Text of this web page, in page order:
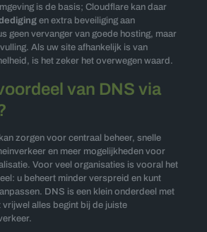
is de basis; Cloudflare kan daar
en extra beveiliging aan
geen vervanger van goede hosting, maar
Als uw site afhankelijk is van
is het zeker het overwegen waard.
van DNS via
zorgen voor centraal beheer, snelle
en meer mogelijkheden voor
Voor veel organisaties is vooral het
u beheert minder verspreid en kunt
DNS is een klein onderdeel met
alles begint bij de juiste